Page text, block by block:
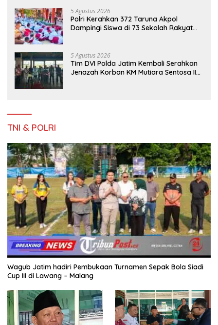
5 Agustus 2026
Polri Kerahkan 372 Taruna Akpol
Dampingi Siswa di 73 Sekolah Rakyat
5 Agustus 2026
Tim DVI Polda Jatim Kembali Serahkan
Jenazah Korban KM Mutiara Sentosa II
TNI & POLRI
Wagub Jatim hadiri Pembukaan Turnamen Sepak Bola Siadi
Cup III di Lawang – Malang